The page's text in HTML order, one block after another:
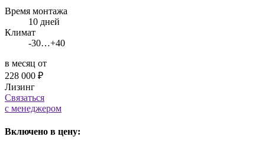
Время монтажа
10 дней
Климат
-30…+40
в месяц от
228 000 ₽
Лизинг
Связаться
с менеджером
Включено в цену: